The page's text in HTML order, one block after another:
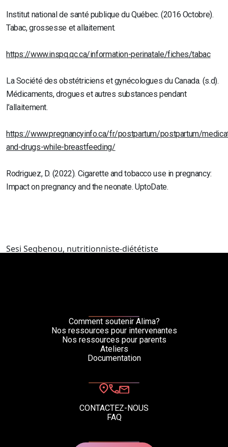
Institut national de santé publique du Québec. (2016 Octobre).
Tabac, grossesse et allaitement.
https://www.inspq.qc.ca/information-perinatale/fiches/tabac
La Société des obstétriciens et gynécologues du Canada. (s.d).
Médicaments, drogues et autres substances pendant
l’allaitement.
https://www.pregnancyinfo.ca/fr/postpartum/postpartum/
and-drugs-while-breastfeeding/
Rodriguez, D. (2022). Cigarette and tobacco use in pregnancy:
Impact on pregnancy and the neonate. UptoDate.
Sesi Segbenou, nutritionniste-diététiste
Comment soutenir Alima?
Nos ressources pour intervenantes
Nos ressources pour parents
Ateliers
Documentation
CONTACTEZ-NOUS
FAQ